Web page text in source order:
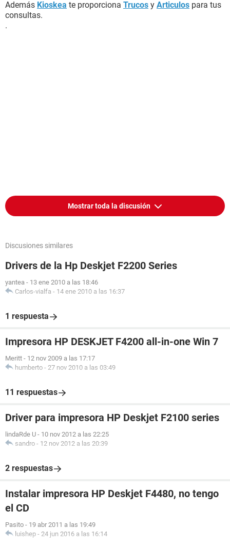
Además Kioskea te proporciona Trucos y Articulos para tus
consultas.
.
Mostrar toda la discusión
Discusiones similares
Drivers de la Hp Deskjet F2200 Series
yantea - 13 ene 2010 a las 18:46
Carlos-vialfa - 14 ene 2010 a las 16:37
1 respuesta
Impresora HP DESKJET F4200 all-in-one Win 7
Meritt - 12 nov 2009 a las 17:17
humberto - 27 nov 2010 a las 03:49
11 respuestas
Driver para impresora HP Deskjet F2100 series
lindaRde U - 10 nov 2012 a las 22:25
sandro - 12 nov 2012 a las 20:39
2 respuestas
Instalar impresora HP Deskjet F4480, no tengo
el CD
Pasito - 19 abr 2011 a las 19:49
luishep - 24 jun 2016 a las 16:14